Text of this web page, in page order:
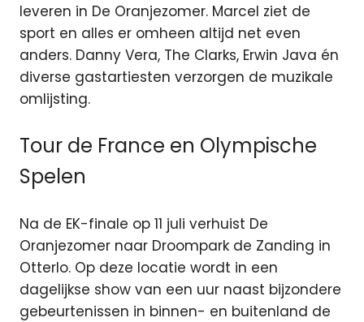
leveren in De Oranjezomer. Marcel ziet de
sport en alles er omheen altijd net even
anders. Danny Vera, The Clarks, Erwin Java én
diverse gastartiesten verzorgen de muzikale
omlijsting.
Tour de France en Olympische
Spelen
Na de EK-finale op 11 juli verhuist De
Oranjezomer naar Droompark de Zanding in
Otterlo. Op deze locatie wordt in een
dagelijkse show van een uur naast bijzondere
gebeurtenissen in binnen- en buitenland de